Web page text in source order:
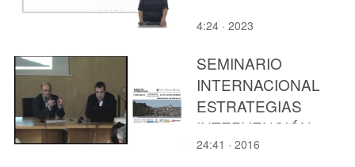
4:24 · 2023
SEMINARIO
INTERNACIONAL
ESTRATEGIAS
INTERVENCIÓN
CONSERVACIÓN EN
24:41 · 2016